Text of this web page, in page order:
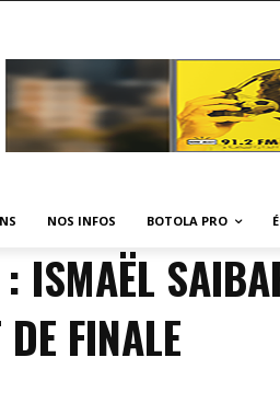
NOS INFOS BOTOLA PRO
ISMAËL
FINALE